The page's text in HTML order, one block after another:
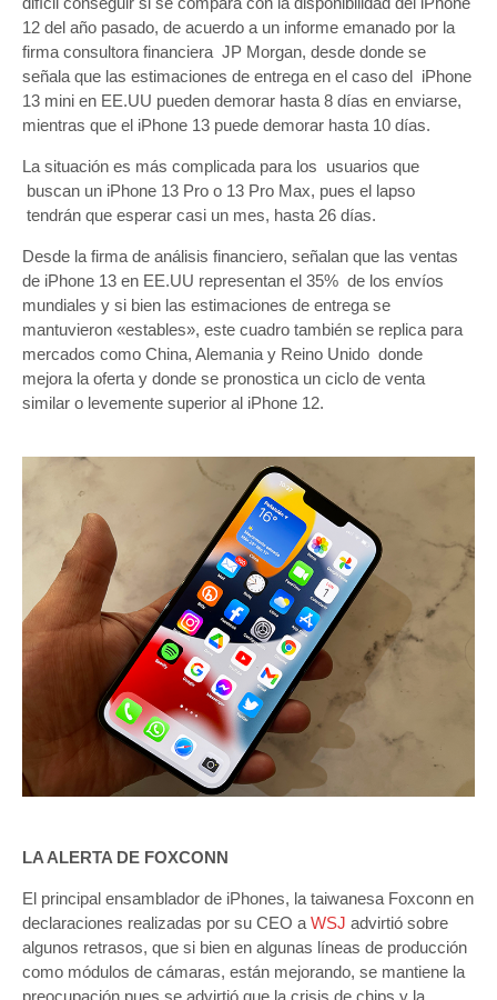
12 del año pasado, de acuerdo a un informe emanado por la
firma consultora financiera JP Morgan, desde donde se
señala que las estimaciones de entrega en el caso del iPhone
13 mini en EE.UU pueden demorar hasta 8 días en enviarse,
mientras que el iPhone 13 puede demorar hasta 10 días.
La situación es más complicada para los usuarios que
buscan un iPhone 13 Pro o 13 Pro Max, pues el lapso
tendrán que esperar casi un mes, hasta 26 días.
Desde la firma de análisis financiero, señalan que las ventas
de iPhone 13 en EE.UU representan el 35% de los envíos
mundiales y si bien las estimaciones de entrega se
mantuvieron «estables», este cuadro también se replica para
mercados como China, Alemania y Reino Unido donde
mejora la oferta y donde se pronostica un ciclo de venta
similar o levemente superior al iPhone 12.
LA ALERTA DE FOXCONN
El principal ensamblador de iPhones, la taiwanesa Foxconn en
declaraciones realizadas por su CEO a WSJ advirtió sobre
algunos retrasos, que si bien en algunas líneas de producción
como módulos de cámaras, están mejorando, se mantiene la
preocupación pues se advirtió que la crisis de chips y la